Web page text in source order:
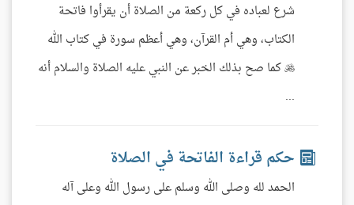
شرع لعباده في كل ركعة من الصلاة أن يقرأوا فاتحة
الكتاب، وهي أم القرآن، وهي أعظم سورة في كتاب الله
 كما صح بذلك الخبر عن النبي عليه الصلاة والسلام أنه
...
حكم قراءة الفاتحة في الصلاة
الحمد لله وصلى الله وسلم على رسول الله وعلى آله